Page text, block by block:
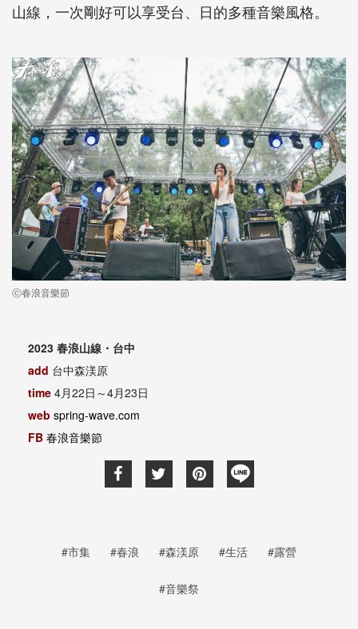
山線，一次剛好可以享受台、日的多種音樂風格。
ⓒ春浪音樂節
2023 春浪山線・台中
add 台中森渼原
time 4月22日～4月23日
web spring-wave.com
FB 春浪音樂節
#市集 #春浪 #森渼原 #生活 #露營
#音樂祭